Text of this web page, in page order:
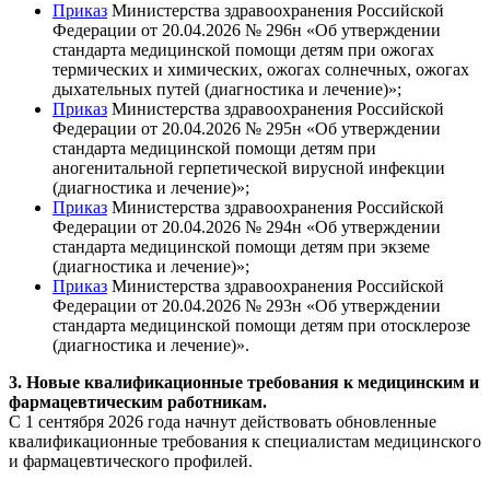
Приказ Министерства здравоохранения Российской
Федерации от 20.04.2026 № 296н «Об утверждении
стандарта медицинской помощи детям при ожогах
термических и химических, ожогах солнечных, ожогах
дыхательных путей (диагностика и лечение)»;
Приказ Министерства здравоохранения Российской
Федерации от 20.04.2026 № 295н «Об утверждении
стандарта медицинской помощи детям при
аногенитальной герпетической вирусной инфекции
(диагностика и лечение)»;
Приказ Министерства здравоохранения Российской
Федерации от 20.04.2026 № 294н «Об утверждении
стандарта медицинской помощи детям при экземе
(диагностика и лечение)»;
Приказ Министерства здравоохранения Российской
Федерации от 20.04.2026 № 293н «Об утверждении
стандарта медицинской помощи детям при отосклерозе
(диагностика и лечение)».
3. Новые квалификационные требования к медицинским и
фармацевтическим работникам.
С 1 сентября 2026 года начнут действовать обновленные
квалификационные требования к специалистам медицинского
и фармацевтического профилей.